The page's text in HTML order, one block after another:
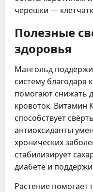
черешки —
Полезные
здоровья
Мангольд
систему благодаря
помогают снижать
кровоток. Витамин
способствует
антиоксиданты
хронических
стабилизирует
диабете и
Растение помогает